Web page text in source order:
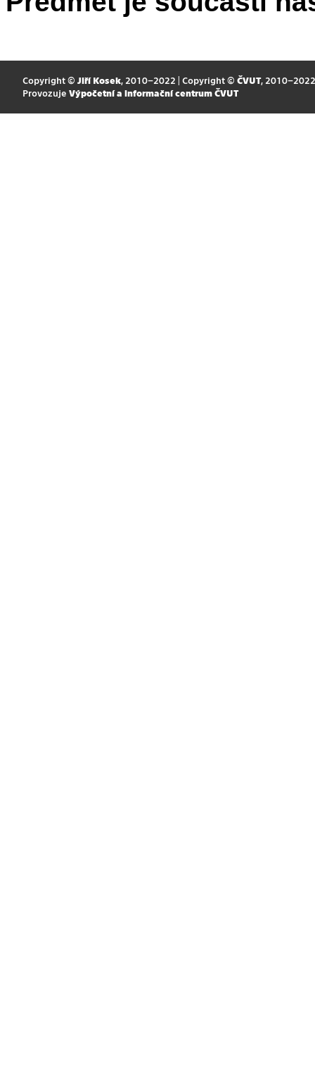
Copyright © Jiří Kosek, 2010–2022 | Copyright © ČVUT, 2010–2022
Provozuje Výpočetní a informační centrum ČVUT